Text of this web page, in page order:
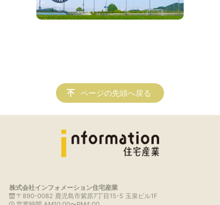
ページの先頭へ戻る
株式会社インフォメーション住宅産業
〒890-0082 鹿児島市紫原7丁目15-5 玉泉ビル1F